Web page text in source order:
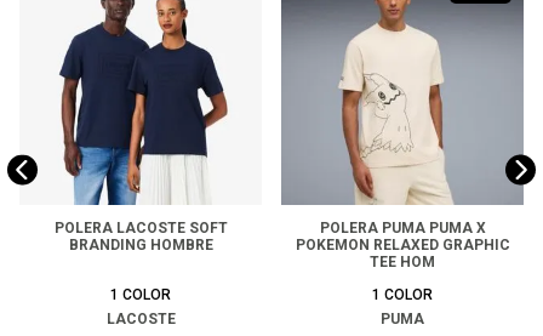
POLERA LACOSTE SOFT
BRANDING HOMBRE
1 COLOR
LACOSTE
POLERA PUMA PUMA X
POKEMON RELAXED GRAPHIC
TEE HOM
1 COLOR
PUMA